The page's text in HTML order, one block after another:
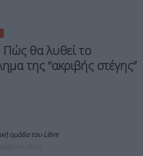
θα λυθεί το
της “ακριβής στέγης”
ομάδα του Libre